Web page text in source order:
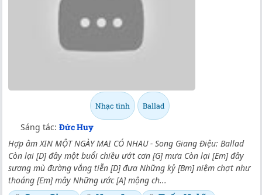
Nhạc tình Ballad
Sáng tác: Đức Huy
Hợp âm XIN MỘT NGÀY MAI CÓ NHAU - Song Giang Điệu: Ballad
Còn lại [D] đây một buổi chiều ướt cơn [G] mưa Còn lại [Em] đây
sương mù đường vắng tiễn [D] đưa Những kỷ [Bm] niệm chợt như
thoáng [Em] mây Những ước [A] mộng ch...